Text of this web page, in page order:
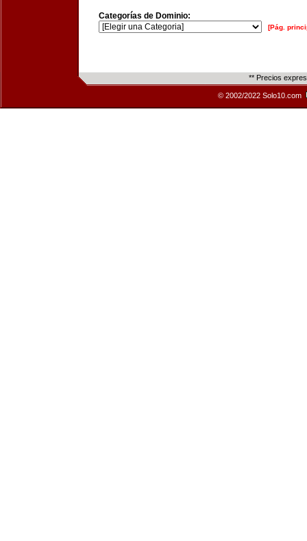
Categorías de Dominio:
[Pág.
** Precios
© 2002/2022 Solo10.com